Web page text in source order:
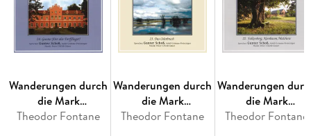
Wanderungen durch
die Mark
Brandenburg (24)
Theodor Fontane
Wanderungen durch
die Mark
Brandenburg (23)
Theodor Fontane
Wanderungen
die Mark
Brandenburg (22)
Theodor Fontane